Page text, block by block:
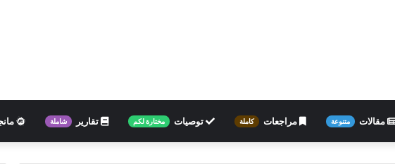
مقالات متنوعة مراجعات كاملة توصيات مختارة لكم تقارير شاملة